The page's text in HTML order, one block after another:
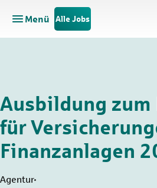
Zum Hauptinhalt springen
Zur Navigation springen
Menü
Hauptnavigation öffnen
Alle Jobs
Ausbildung zum
für
Finanzanlagen
Agentur